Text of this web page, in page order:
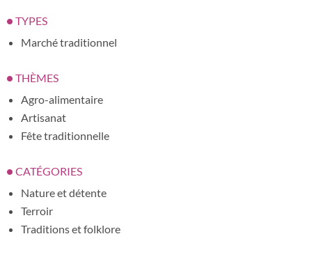
TYPES
Marché traditionnel
THÈMES
Agro-alimentaire
Artisanat
Fête traditionnelle
CATÉGORIES
Nature et détente
Terroir
Traditions et folklore